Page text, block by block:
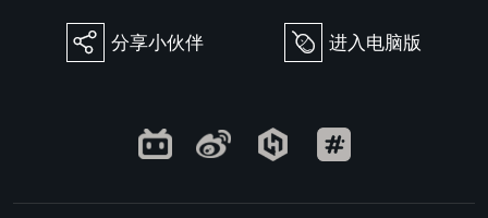
򰀂 分享小伙伴 򰀄 进入电脑版